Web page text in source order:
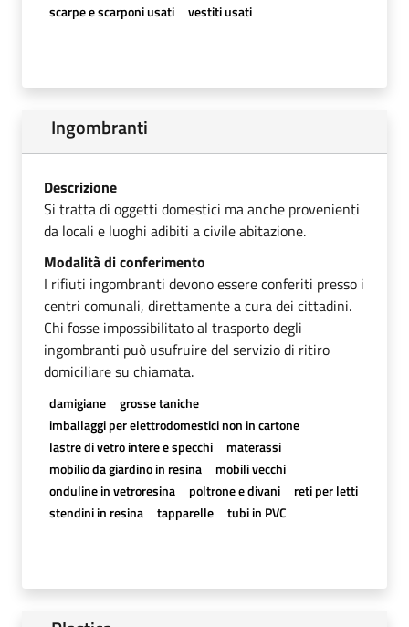
scarpe e scarponi usati
vestiti usati
Ingombranti
Descrizione
Si tratta di oggetti domestici ma anche provenienti
da locali e luoghi adibiti a civile abitazione.
Modalità di conferimento
I rifiuti ingombranti devono essere conferiti presso i
centri comunali, direttamente a cura dei cittadini.
Chi fosse impossibilitato al trasporto degli
ingombranti può usufruire del servizio di ritiro
domiciliare su chiamata.
damigiane
grosse taniche
imballaggi per elettrodomestici non in cartone
lastre di vetro intere e specchi
materassi
mobilio da giardino in resina
mobili vecchi
onduline in vetroresina
poltrone e divani
reti per letti
stendini in resina
tapparelle tubi in PVC